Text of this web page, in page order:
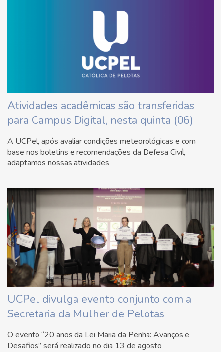
Atividades acadêmicas são transferidas
para Campus Digital, nesta quinta (06)
A UCPel, após avaliar condições meteorológicas e com
base nos boletins e recomendações da Defesa Civíl,
adaptamos nossas atividades
UCPel divulga evento conjunto com a
Secretaria da Mulher de Pelotas
O evento “20 anos da Lei Maria da Penha: Avanços e
Desafios” será realizado no dia 13 de agosto